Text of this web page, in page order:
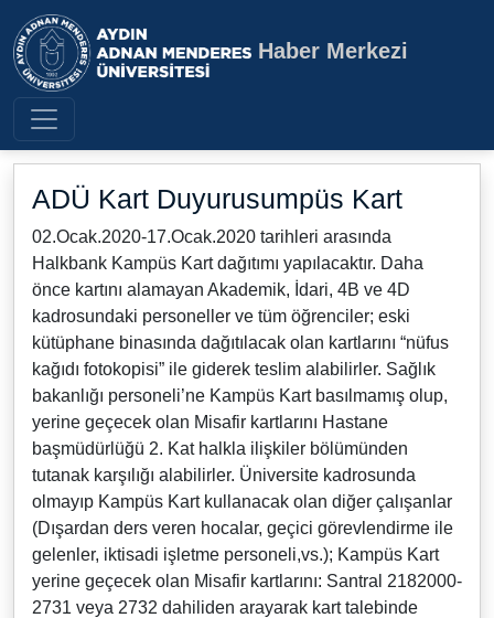
Aydın Adnan Menderes
Haber Merkezi
ADÜ Kart Duyurusumpüs Kart
02.Ocak.2020-17.Ocak.2020 tarihleri arasında
Halkbank Kampüs Kart dağıtımı yapılacaktır. Daha
önce kartını alamayan Akademik, İdari, 4B ve 4D
kadrosundaki personeller ve tüm öğrenciler; eski
kütüphane binasında dağıtılacak olan kartlarını “nüfus
kağıdı fotokopisi” ile giderek teslim alabilirler. Sağlık
bakanlığı personeli’ne Kampüs Kart basılmamış olup,
yerine geçecek olan Misafir kartlarını Hastane
başmüdürlüğü 2. Kat halkla ilişkiler bölümünden
tutanak karşılığı alabilirler. Üniversite kadrosunda
olmayıp Kampüs Kart kullanacak olan diğer çalışanlar
(Dışardan ders veren hocalar, geçici görevlendirme ile
gelenler, iktisadi işletme personeli,vs.); Kampüs Kart
yerine geçecek olan Misafir kartlarını: Santral 2182000-
2731 veya 2732 dahiliden arayarak kart talebinde